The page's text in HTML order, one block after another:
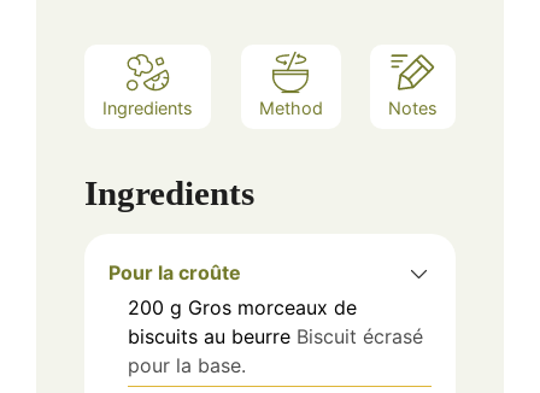
Ingredients Method Notes
Ingredients
Pour la croûte
200 g Gros morceaux de
biscuits au beurre Biscuit écrasé
pour la base.